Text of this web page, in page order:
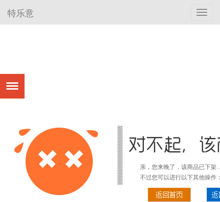
特乐意
亲，您来晚了，该商品已下
不过您可以进行以下其他操作